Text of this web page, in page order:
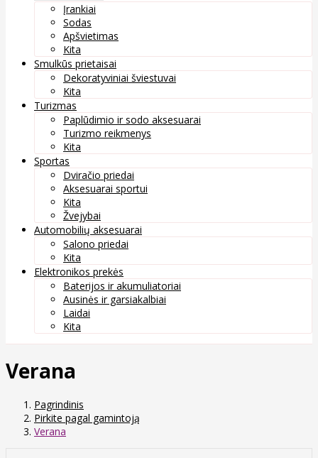
Įrankiai
Sodas
Apšvietimas
Kita
Smulkūs prietaisai
Dekoratyviniai šviestuvai
Kita
Turizmas
Paplūdimio ir sodo aksesuarai
Turizmo reikmenys
Kita
Sportas
Dviračio priedai
Aksesuarai sportui
Kita
Žvejybai
Automobilių aksesuarai
Salono priedai
Kita
Elektronikos prekės
Baterijos ir akumuliatoriai
Ausinės ir garsiakalbiai
Laidai
Kita
Verana
Pagrindinis
Pirkite pagal gamintoją
Verana